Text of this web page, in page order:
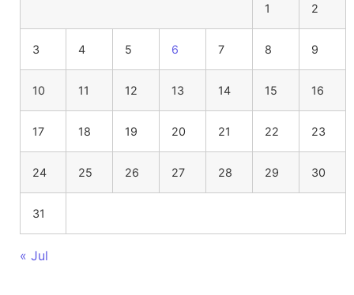
1 2
3 4 5 6 7 8 9
10 11 12 13 14 15 16
17 18 19 20 21 22 23
24 25 26 27 28 29 30
31
« Jul